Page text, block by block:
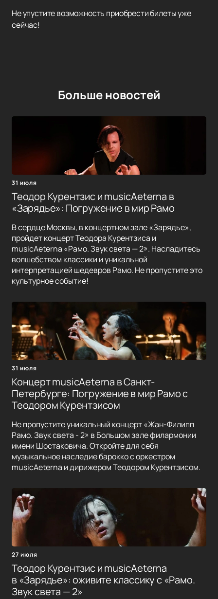
Не упустите возможность приобрести билеты уже
сейчас!
Больше новостей
31 июля
Теодор Курентзис и musicAeterna в
«Зарядье»: Погружение в мир Рамо
В сердце Москвы, в концертном зале «Зарядье»,
пройдет концерт Теодора Курентзиса и
musicAeterna «Рамо. Звук света — 2». Насладитесь
волшебством классики и уникальной
интерпретацией шедевров Рамо. Не пропустите это
культурное событие!
31 июля
Концерт musicAeterna в Санкт-
Петербурге: Погружение в мир Рамо с
Теодором Курентзисом
Не пропустите уникальный концерт «Жан-Филипп
Рамо. Звук света - 2» в Большом зале филармонии
имени Шостаковича. Откройте для себя
музыкальное наследие барокко с оркестром
musicAeterna и дирижером Теодором Курентзисом.
27 июля
Теодор Курентзис и musicAeterna
в «Зарядье»: оживите классику с «Рамо.
Звук света — 2»